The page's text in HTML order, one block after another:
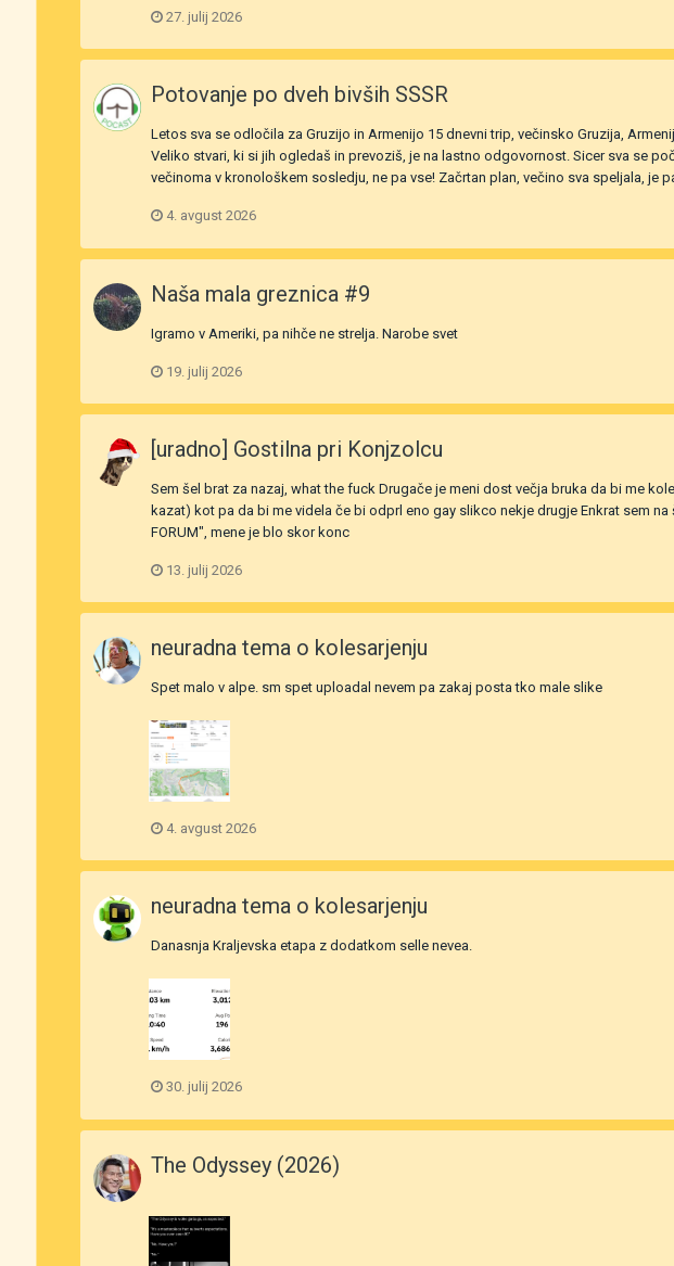
27. julij 2026
Potovanje po dveh bivših SSSR
Letos sva se odločila za Gruzijo in Armenijo 15 dnevni trip, večinsko Gruzija,
Veliko stvari, ki si jih ogledaš in prevoziš, je na lastno odgovornost. Sicer sva se
večinoma v kronološkem sosledju, ne pa vse! Začrtan plan, večino sva speljala, je
4. avgust 2026
Naša mala greznica #9
Igramo v Ameriki, pa nihče ne strelja. Narobe svet
19. julij 2026
[uradno] Gostilna pri Konjzolcu
Sem šel brat za nazaj, what the fuck Drugače je meni dost večja bruka da bi me
kazat) kot pa da bi me videla če bi odprl eno gay slikco nekje drugje Enkrat sem
FORUM", mene je blo skor konc
13. julij 2026
neuradna tema o kolesarjenju
Spet malo v alpe. sm spet uploadal nevem pa zakaj posta tko male slike
4. avgust 2026
neuradna tema o kolesarjenju
Danasnja Kraljevska etapa z dodatkom selle nevea.
30. julij 2026
The Odyssey (2026)